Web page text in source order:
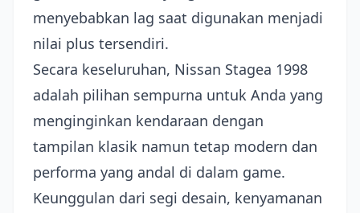
menyebabkan lag saat digunakan menjadi
nilai plus tersendiri.
Secara keseluruhan, Nissan Stagea 1998
adalah pilihan sempurna untuk Anda yang
menginginkan kendaraan dengan
tampilan klasik namun tetap modern dan
performa yang andal di dalam game.
Keunggulan dari segi desain, kenyamanan